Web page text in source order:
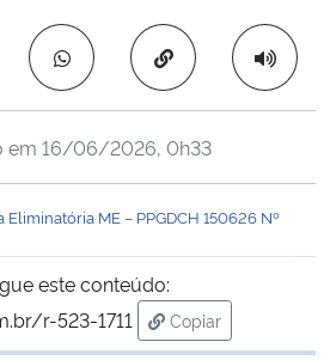
Inovações e Comunicações
Copiar para área
em 16/06/2026, 0h33
ME – PPGDCH 150626 Nº
este conteúdo:
r-523-1711
Copiar
para área de